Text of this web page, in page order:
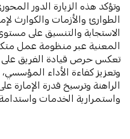
وتؤكد هذه الزيارة الدور
الطوارئ والأزمات والكوارث
الاستجابة والتنسيق على
المعنية عبر منظومة عمل
تعكس حرص قيادة الفريق على
وتعزيز كفاءة الأداء
الراهنة وترسيخ قدرة الإمارة
واستمرارية الخدمات واستدامة